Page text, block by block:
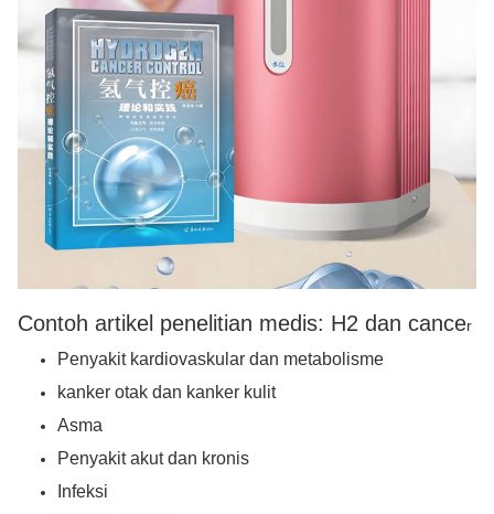
Contoh artikel penelitian medis: H2 dan cancer
Penyakit kardiovaskular dan metabolisme
kanker otak dan kanker kulit
Asma
Penyakit akut dan kronis
Infeksi